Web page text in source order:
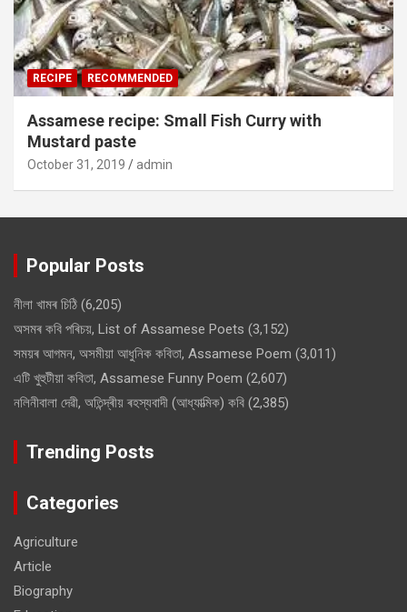
RECIPE RECOMMENDED
Assamese recipe: Small Fish Curry with
Mustard paste
October 31, 2019 admin
Popular Posts
নীলা খামৰ চিঠি (6,205)
অসমৰ কবি পৰিচয়, List of Assamese Poets (3,152)
সময়ৰ আগমন, অসমীয়া আধুনিক কবিতা, Assamese Poem (3,011)
এটি খুহুটীয়া কবিতা, Assamese Funny Poem (2,607)
নলিনীবালা দেৱী, অতিন্দ্ৰীয় ৰহস্যবাদী (আধ্যাত্মিক) কবি (2,385)
Trending Posts
Categories
Agriculture
Article
Biography